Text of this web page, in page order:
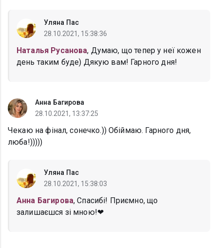
Уляна Пас
28.10.2021, 15:38:36
Наталья Русанова, Думаю, що тепер у неї кожен
день таким буде) Дякую вам! Гарного дня!
Анна Багирова
28.10.2021, 13:37:25
Чекаю на фінал, сонечко.)) Обіймаю. Гарного дня,
люба!)))))
Уляна Пас
28.10.2021, 15:38:03
Анна Багирова, Спасибі! Приємно, що
залишаєшся зі мною!❤